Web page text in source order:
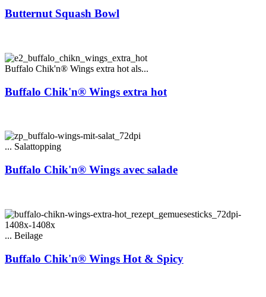
Butternut Squash Bowl
Buffalo Chik'n® Wings extra hot als...
Buffalo Chik'n® Wings extra hot
... Salattopping
Buffalo Chik'n® Wings avec salade
... Beilage
Buffalo Chik'n® Wings Hot & Spicy